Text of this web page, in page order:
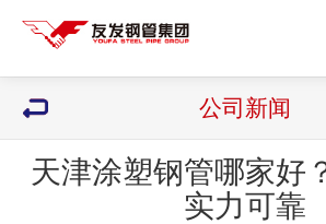
公司新闻
天津涂塑钢管哪家好
实力可靠